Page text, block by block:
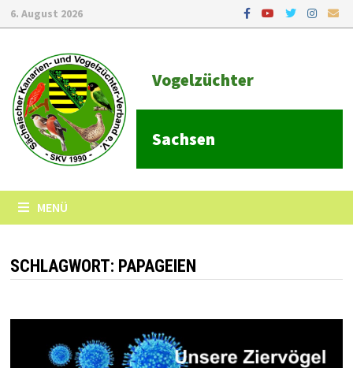
6. August 2026
Vogelzüchter
Sachsen
MENÜ
SCHLAGWORT: PAPAGEIEN